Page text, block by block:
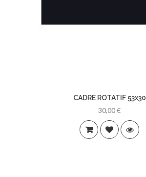
CADRE ROTATIF 53x30
30,00 €